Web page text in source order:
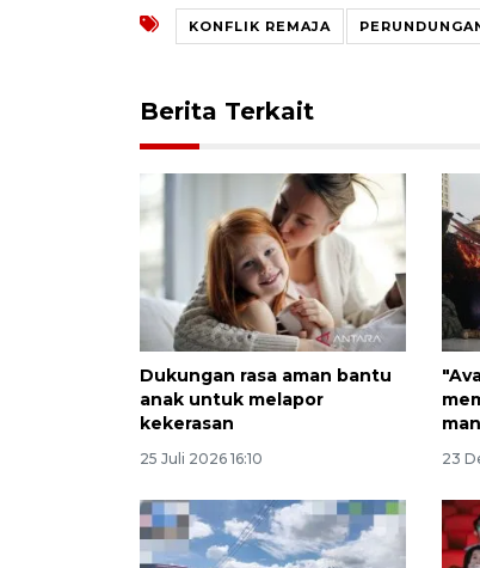
KONFLIK REMAJA
Berita Terkait
Dukungan rasa aman bantu
anak untuk melapor
kekerasan
25 Juli 2026 16:10 23